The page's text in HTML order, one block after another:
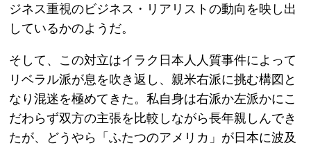
ジネス重視のビジネス・リアリストの動向を映し出
しているかのようだ。
そして、この対立はイラク日本人人質事件によって
リベラル派が息を吹き返し、親米右派に挑む構図と
なり混迷を極めてきた。私自身は右派か左派かにこ
だわらず双方の主張を比較しながら長年親しんでき
たが、どうやら「ふたつのアメリカ」が日本に波及